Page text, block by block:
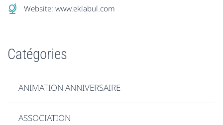
Website: www.eklabul.com
Catégories
ANIMATION ANNIVERSAIRE
ASSOCIATION